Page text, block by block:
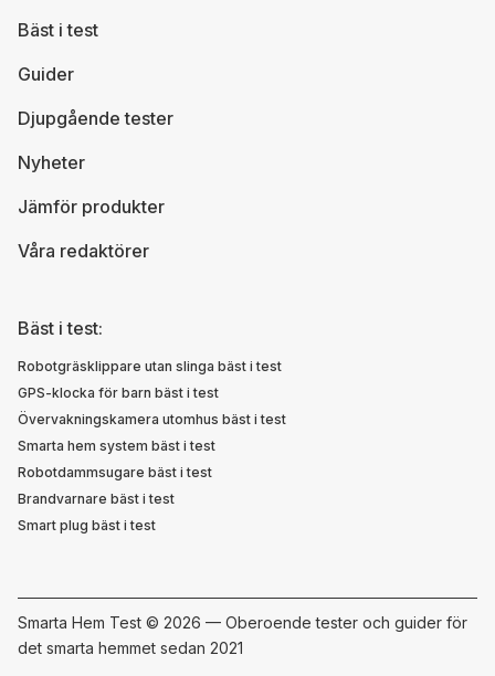
Bäst i test
Guider
Djupgående tester
Nyheter
Jämför produkter
Våra redaktörer
Bäst i test:
Robotgräsklippare utan slinga bäst i test
GPS-klocka för barn bäst i test
Övervakningskamera utomhus bäst i test
Smarta hem system bäst i test
Robotdammsugare bäst i test
Brandvarnare bäst i test
Smart plug bäst i test
Smarta Hem Test © 2026 — Oberoende tester och guider för
det smarta hemmet sedan 2021